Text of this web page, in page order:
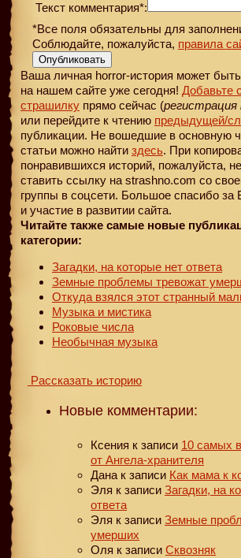
Текст комментария*:
*Все поля обязательны для
Соблюдайте, пожалуйста, правила
Опубликовать
Ваша личная horror-история может
на нашем сайте уже сегодня! Добавьте
страшилку прямо сейчас (
или перейдите к чтению предыдущей/
публикации. Не вошедшие в основную
статьи можно найти здесь. При
понравившихся историй, пожалуйста,
ставить ссылку на strashno.com со
группы в соцсети. Большое спасибо
и участие в развитии сайта.
Читайте также самые новые
категории:
Загадки, на которые нет ответа
Земные проблемы тревожат
Откуда взялся этот странный
Музыка и мистика
Роковые числа
Необычная музыка
Рассказать историю
Новые комментарии:
Ксения к записи 10 самых
от Ангела-хранителя
Дана к записи Как мама к
Эля к записи Загадки, на
ответа
Эля к записи Земные
умерших
Оля к записи Сквозняк